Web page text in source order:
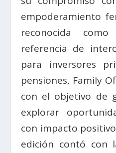
empoderamiento
reconocida
referencia de
para inversores
pensiones, Family
con el objetivo de
explorar
con impacto
edición contó con